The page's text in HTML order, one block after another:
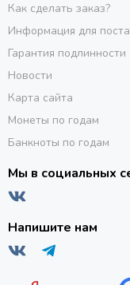
Как сделать заказ?
Информация для
Гарантия подлинности
Новости
Карта сайта
Монеты по годам
Банкноты по годам
Мы в социальных
Напишите нам